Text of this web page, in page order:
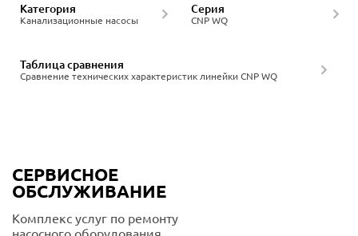
Канализационные насосы
Категория
CNP WQ
Серия
Сравнение технических характеристик линейки CNP WQ
Таблица сравнения
СЕРВИСНОЕ
ОБСЛУЖИВАНИЕ
Комплекс услуг по ремонту